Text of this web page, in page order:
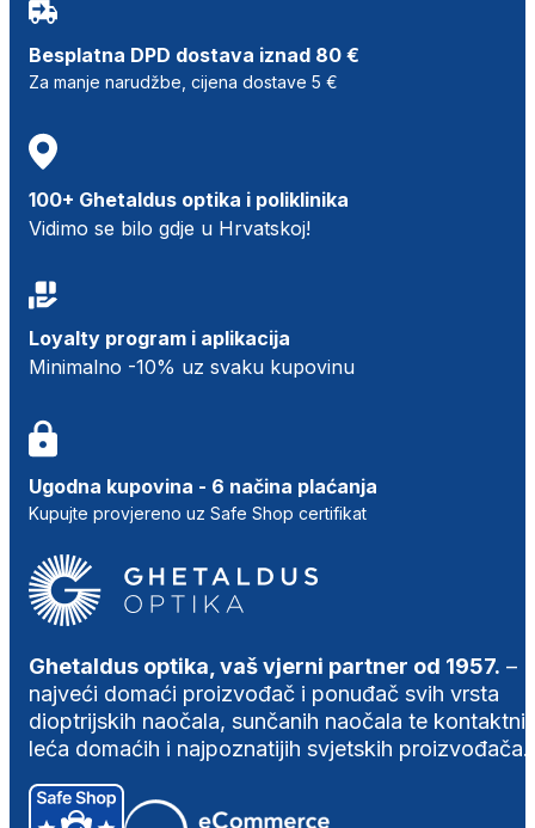
Besplatna DPD dostava iznad 80 €
Za manje narudžbe, cijena dostave 5 €
100+ Ghetaldus optika i poliklinika
Vidimo se bilo gdje u Hrvatskoj!
Loyalty program i aplikacija
Minimalno -10% uz svaku kupovinu
Ugodna kupovina - 6 načina plaćanja
Kupujte provjereno uz Safe Shop certifikat
Ghetaldus optika, vaš vjerni partner od 1957. –
najveći domaći proizvođač i ponuđač svih vrsta
dioptrijskih naočala, sunčanih naočala te
leća domaćih i najpoznatijih svjetskih proizvođača.